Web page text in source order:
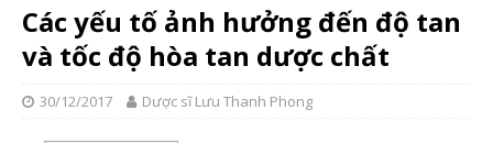
Các yếu tố ảnh hưởng đến độ tan
và tốc độ hòa tan dược chất
30/12/2017 Dược sĩ Lưu Thanh Phong